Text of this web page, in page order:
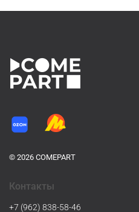
© 2026 COMEPART
Контакты
+7 (962) 838-58-46